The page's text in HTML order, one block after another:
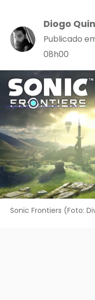
Diogo
Publicado
08h00
Sonic Frontiers (Foto: